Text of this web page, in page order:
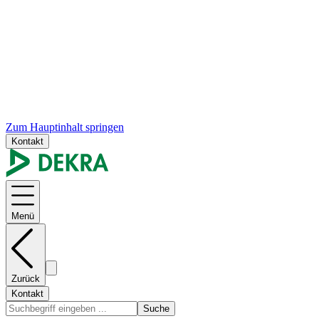
Zum Hauptinhalt springen
Kontakt
Menü
Zurück
Kontakt
Suche